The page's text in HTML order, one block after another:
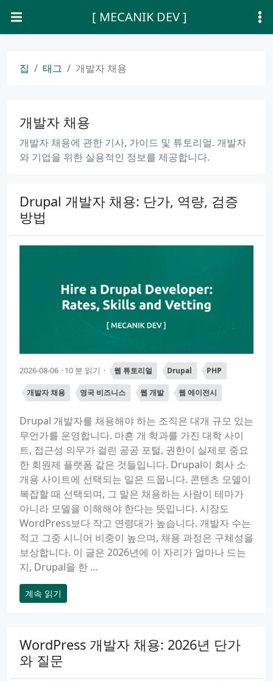
[ MECANIK DEV ]
집 태그 개발자 채용
개발자 채용
개발자 채용에 관한 기사, 가이드 및 튜토리얼. 개발자
와 기업을 위한 실용적인 정보를 제공합니다.
Drupal 개발자 채용: 단가, 역량, 검증
방법
2026-08-06 10 분 읽기 웹 튜토리얼 Drupal PHP
개발자 채용 영국 비즈니스 웹 개발 웹 에이전시
Drupal 개발자를 채용해야 하는 조직은 대개 규모 있는
무언가를 운영합니다. 마흔 개 학과를 가진 대학 사이
트, 접근성 의무가 걸린 공공 포털, 권한이 실제로 중요
한 회원제 플랫폼 같은 것들입니다. Drupal이 회사 소
개용 사이트에 선택되는 일은 드뭅니다. 콘텐츠 모델이
복잡할 때 선택되며, 그 말은 채용하는 사람이 테마가
아니라 모델을 이해해야 한다는 뜻입니다. 시장도
WordPress보다 작고 연령대가 높습니다. 개발자 수는
적고 그중 시니어 비중이 높으며, 채용 과정은 구체성을
보상합니다. 이 글은 2026년에 이 자리가 얼마나 드는
지, Drupal을 한 ...
계속 읽기
WordPress 개발자 채용: 2026년 단가
와 질문